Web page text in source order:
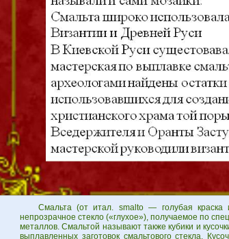
Смальта (от итал. smalto — голубая
непрозрачное стекло («глухое»), получаемое по
металлов. Смальтой называют также кубики и
выплавленных заготовок смальтового стекла.